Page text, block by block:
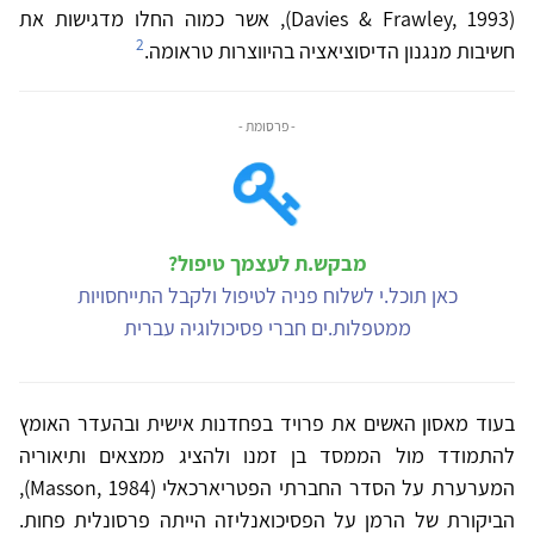
(Davies & Frawley, 1993), אשר כמוה החלו מדגישות את
חשיבות מנגנון הדיסוציאציה בהיווצרות טראומה.2
- פרסומת -
מבקש.ת לעצמך טיפול?
כאן תוכל.י לשלוח פניה לטיפול ולקבל התייחסויות
ממטפלות.ים חברי פסיכולוגיה עברית
בעוד מאסון האשים את פרויד בפחדנות אישית ובהעדר האומץ
להתמודד מול הממסד בן זמנו ולהציג ממצאים ותיאוריה
המערערת על הסדר החברתי הפטריארכאלי (Masson, 1984),
הביקורת של הרמן על הפסיכואנליזה הייתה פרסונלית פחות.